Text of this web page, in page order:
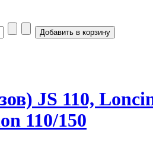
JS 110,
110/150